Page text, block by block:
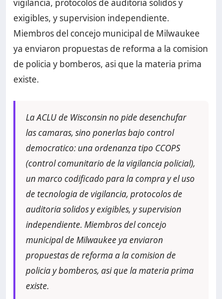
vigilancia, protocolos de auditoria solidos y
exigibles, y supervision independiente.
Miembros del concejo municipal de Milwaukee
ya enviaron propuestas de reforma a la comision
de policia y bomberos, asi que la materia prima
existe.
La ACLU de Wisconsin no pide desenchufar
las camaras, sino ponerlas bajo control
democratico: una ordenanza tipo CCOPS
(control comunitario de la vigilancia policial),
un marco codificado para la compra y el uso
de tecnologia de vigilancia, protocolos de
auditoria solidos y exigibles, y supervision
independiente. Miembros del concejo
municipal de Milwaukee ya enviaron
propuestas de reforma a la comision de
policia y bomberos, asi que la materia prima
existe.